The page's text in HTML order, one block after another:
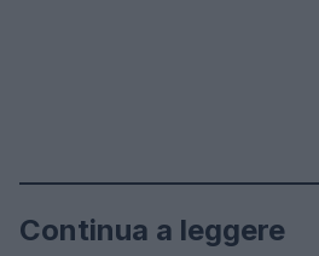
Continua a leggere